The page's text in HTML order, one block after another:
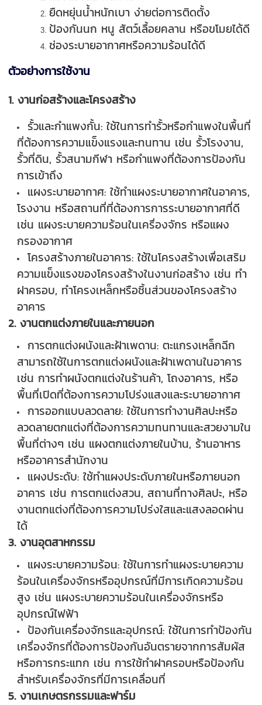
ยืดหยุ่นน้ำหนักเบา ง่ายต่อการติดตั้ง
ป้องกันนก หนู สัตว์เลื้อยคลาน หรือขโมยได้ดี
ช่องระบายอากาศหรือความร้อนได้ดี
ตัวอย่างการใช้งาน
1. งานก่อสร้างและโครงสร้าง
รั้วและกำแพงกั้น: ใช้ในการทำรั้วหรือกำแพงในพื้นที่
ที่ต้องการความแข็งแรงและทนทาน เช่น รั้วโรงงาน,
รั้วที่ดิน, รั้วสนามกีฬา หรือกำแพงที่ต้องการป้องกัน
การเข้าถึง
แผงระบายอากาศ: ใช้ทำแผงระบายอากาศในอาคาร,
โรงงาน หรือสถานที่ที่ต้องการการระบายอากาศที่ดี
เช่น แผงระบายความร้อนในเครื่องจักร หรือแผง
กรองอากาศ
โครงสร้างภายในอาคาร: ใช้ในโครงสร้างเพื่อเสริม
ความแข็งแรงของโครงสร้างในงานก่อสร้าง เช่น ทำ
ฝาครอบ, ทำโครงเหล็กหรือชิ้นส่วนของโครงสร้าง
อาคาร
2. งานตกแต่งภายในและภายนอก
การตกแต่งผนังและฝ้าเพดาน: ตะแกรงเหล็กฉีก
สามารถใช้ในการตกแต่งผนังและฝ้าเพดานในอาคาร
เช่น การทำผนังตกแต่งในร้านค้า, โถงอาคาร, หรือ
พื้นที่เปิดที่ต้องการความโปร่งแสงและระบายอากาศ
การออกแบบลวดลาย: ใช้ในการทำงานศิลปะหรือ
ลวดลายตกแต่งที่ต้องการความทนทานและสวยงามใน
พื้นที่ต่างๆ เช่น แผงตกแต่งภายในบ้าน, ร้านอาหาร
หรืออาคารสำนักงาน
แผงประดับ: ใช้ทำแผงประดับภายในหรือภายนอก
อาคาร เช่น การตกแต่งสวน, สถานที่ทางศิลปะ, หรือ
งานตกแต่งที่ต้องการความโปร่งใสและแสงลอดผ่าน
ได้
3. งานอุตสาหกรรม
แผงระบายความร้อน: ใช้ในการทำแผงระบายความ
ร้อนในเครื่องจักรหรืออุปกรณ์ที่มีการเกิดความร้อน
สูง เช่น แผงระบายความร้อนในเครื่องจักรหรือ
อุปกรณ์ไฟฟ้า
ป้องกันเครื่องจักรและอุปกรณ์: ใช้ในการทำป้องกัน
เครื่องจักรที่ต้องการป้องกันอันตรายจากการสัมผัส
หรือการกระแทก เช่น การใช้ทำฝาครอบหรือป้องกัน
สำหรับเครื่องจักรที่มีการเคลื่อนที่
5. งานเกษตรกรรมและฟาร์ม